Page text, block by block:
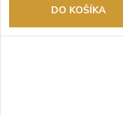
DO KOŠÍKA